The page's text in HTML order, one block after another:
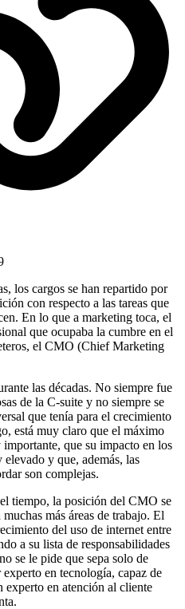
los cargos se han repartido por
con respecto a las tareas que
En lo que a marketing toca, el
que ocupaba la cumbre en el
el CMO (Chief Marketing
las décadas. No siempre fue
de la C-suite y no siempre se
que tenía para el crecimiento
está muy claro que el máximo
que su impacto en los
y que, además, las
son complejas.
tiempo, la posición del CMO se
más áreas de trabajo. El
del uso de internet entre
a su lista de responsabilidades
se le pide que sepa solo de
en tecnología, capaz de
experto en atención al cliente